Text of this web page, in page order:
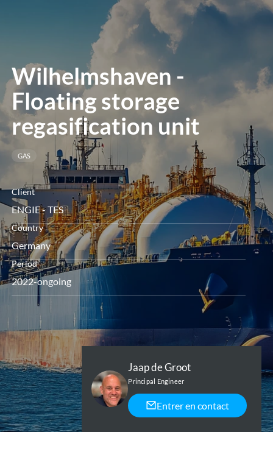
Wilhelmshaven -
Floating storage
regasification unit
GAS
Client
ENGIE - TES
Country
Germany
Period
2022-ongoing
Jaap de Groot
Principal Engineer
Entrer en contact